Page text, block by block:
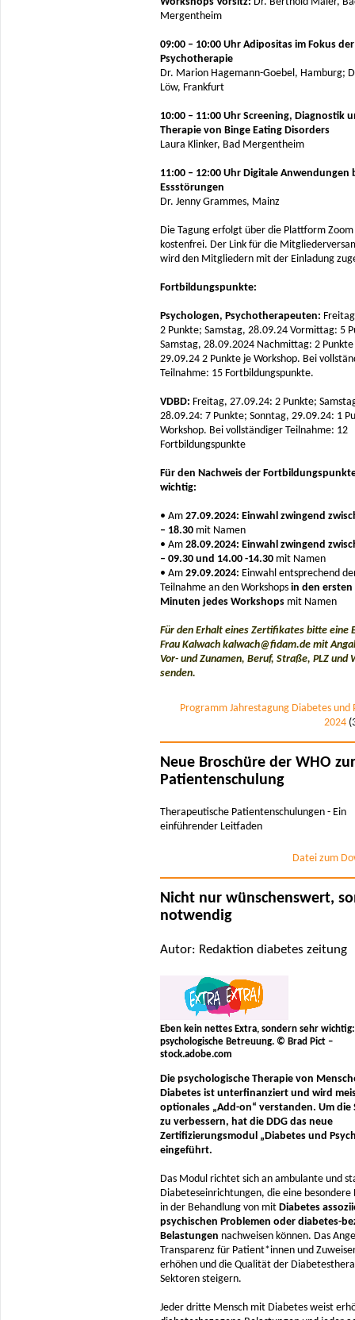
Mergentheim
09:00 – 10:00 Uhr Adipositas im Fokus der
Psychotherapie
Dr. Marion Hagemann-Goebel, Hamburg;
Löw, Frankfurt
10:00 – 11:00 Uhr Screening, Diagnostik
Therapie von Binge Eating Disorders
Laura Klinker, Bad Mergentheim
11:00 – 12:00 Uhr Digitale Anwendungen
Essstörungen
Dr. Jenny Grammes, Mainz
Die Tagung erfolgt über die Plattform
kostenfrei. Der Link für die
wird den Mitgliedern mit der Einladung
Fortbildungspunkte:
Psychologen, Psychotherapeuten:
2 Punkte; Samstag, 28.09.24 Vormittag: 5
Samstag, 28.09.2024 Nachmittag: 2
29.09.24 2 Punkte je Workshop. Bei
Teilnahme: 15 Fortbildungspunkte.
VDBD: Freitag, 27.09.24: 2 Punkte;
28.09.24: 7 Punkte; Sonntag, 29.09.24: 1
Workshop. Bei vollständiger Teilnahme: 12
Fortbildungspunkte
Für den Nachweis der
wichtig:
• Am 27.09.2024: Einwahl zwingend
– 18.30 mit Namen
• Am 28.09.2024: Einwahl zwingend
– 09.30 und 14.00 -14.30 mit Namen
• Am 29.09.2024: Einwahl entsprechend
Teilnahme an den Workshops in den ersten
Minuten jedes Workshops mit Namen
Für den Erhalt eines Zertifikates bitte eine
Frau Kalwach kalwach@fidam.de mit
Vor- und Zunamen, Beruf, Straße, PLZ und
senden.
Programm Jahrestagung Diabetes und
2024
Neue Broschüre der WHO zur
Patientenschulung
Therapeutische Patientenschulungen - Ein
einführender Leitfaden
Datei zum
Nicht nur wünschenswert,
notwendig
Autor: Redaktion diabetes zeitung
Eben kein nettes Extra, sondern sehr wichtig:
psychologische Betreuung. © Brad Pict –
stock.adobe.com
Die psychologische Therapie von
Diabetes ist unterfinanziert und wird
optionales „Add-on“ verstanden. Um die
zu verbessern, hat die DDG das neue
Zertifizierungsmodul „Diabetes und
eingeführt.
Das Modul richtet sich an ambulante und
Diabeteseinrichtungen, die eine besondere
in der Behandlung von mit Diabetes
psychischen Problemen oder diabetes-
Belastungen nachweisen können. Das
Transparenz für Patient*innen und
erhöhen und die Qualität der
Sektoren steigern.
Jeder dritte Mensch mit Diabetes weist